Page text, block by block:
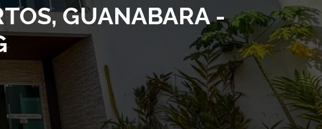
GUANABARA -